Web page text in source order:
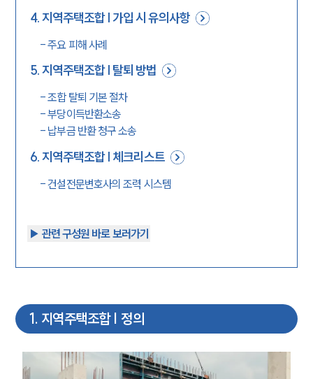
4.지역주택조합 | 가입 시 유의사항
-주요 피해 사례
5.지역주택조합 | 탈퇴 방법
-조합 탈퇴 기본 절차
-부당이득반환소송
- 납부금 반환 청구 소송
6.지역주택조합 | 체크리스트
-건설전문변호사의 조력 시스템
▶︎ 관련 구성원 바로 보러가기
1. 지역주택조합 | 정의